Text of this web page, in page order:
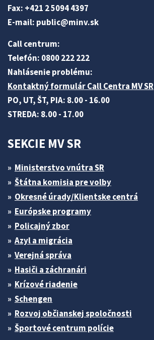
Fax: +421 2 5094 4397
E-mail: public@minv.sk
Call centrum:
Telefón: 0800 222 222
Nahlásenie problému:
Kontaktný formulár Call Centra MV SR
PO, UT, ŠT, PIA: 8.00 - 16.00
STREDA: 8.00 - 17.00
SEKCIE MV SR
Ministerstvo vnútra SR
Štátna komisia pre volby
Okresné úrady/Klientske centrá
Európske programy
Policajný zbor
Azyl a migrácia
Verejná správa
Hasiči a záchranári
Krízové riadenie
Schengen
Rozvoj občianskej spoločnosti
Športové centrum polície